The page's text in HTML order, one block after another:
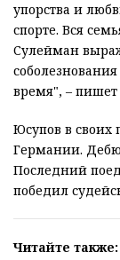
упорства и
спорте. Вся
Сулейман
время", – пишет
Юсупов в своих
Германии.
Последний
победил
Читайте также: